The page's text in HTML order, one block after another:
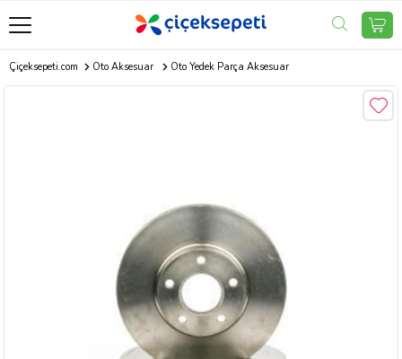
Çiçeksepeti.com Oto Aksesuar Oto Yedek Parça Aksesuar